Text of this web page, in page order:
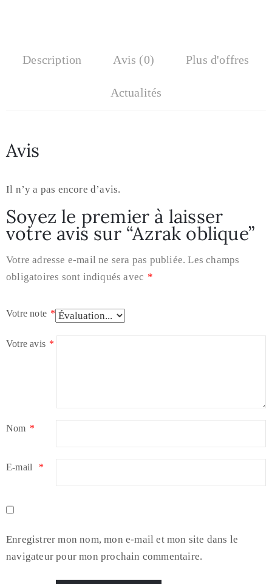
Description Avis (0) Plus d'offres
Actualités
Avis
Il n’y a pas encore d’avis.
Soyez le premier à laisser
votre avis sur “Azrak oblique”
Votre adresse e-mail ne sera pas publiée. Les champs
obligatoires sont indiqués avec *
Votre note *
Votre avis *
Nom *
E-mail *
Enregistrer mon nom, mon e-mail et mon site dans le
navigateur pour mon prochain commentaire.